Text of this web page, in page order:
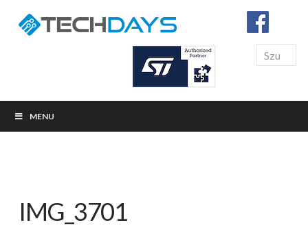
Search
MENU
IMG_3701